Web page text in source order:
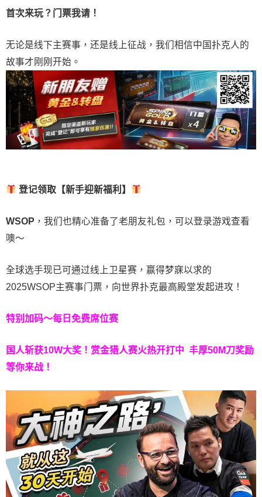
首次来玩？门票我请！
无论是线下主赛事，还是线上征战，我们相信中国扑克人的
故事才刚刚开始。
登记领取【新手迎新福利】
WSOP ，我们也精心准备了老朋友礼包，可以登录游戏查看
噢～
全球选手现已可通过线上卫星赛，赢得梦寐以求的
2025WSOP主赛事门票，向世界扑克最高殿堂发起进攻！
特别加码～每日免费席位赛
国人斩获10W大奖！ 赏金猎人赛火热开打中 丰厚50M刀奖励
等你来战！